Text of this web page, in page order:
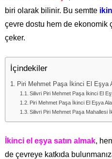
biri olarak bilinir. Bu semtte
çevre dostu hem de ekonomik
çeker.
İçindekiler
Piri Mehmet Paşa İkinci El Eşya
Silivri Piri Mehmet Paşa İkinci El
Piri Mehmet Paşa İkinci El Eşya
Silivri Piri Mehmet Paşa Mahallesi
İkinci el eşya satın almak,
de çevreye katkıda